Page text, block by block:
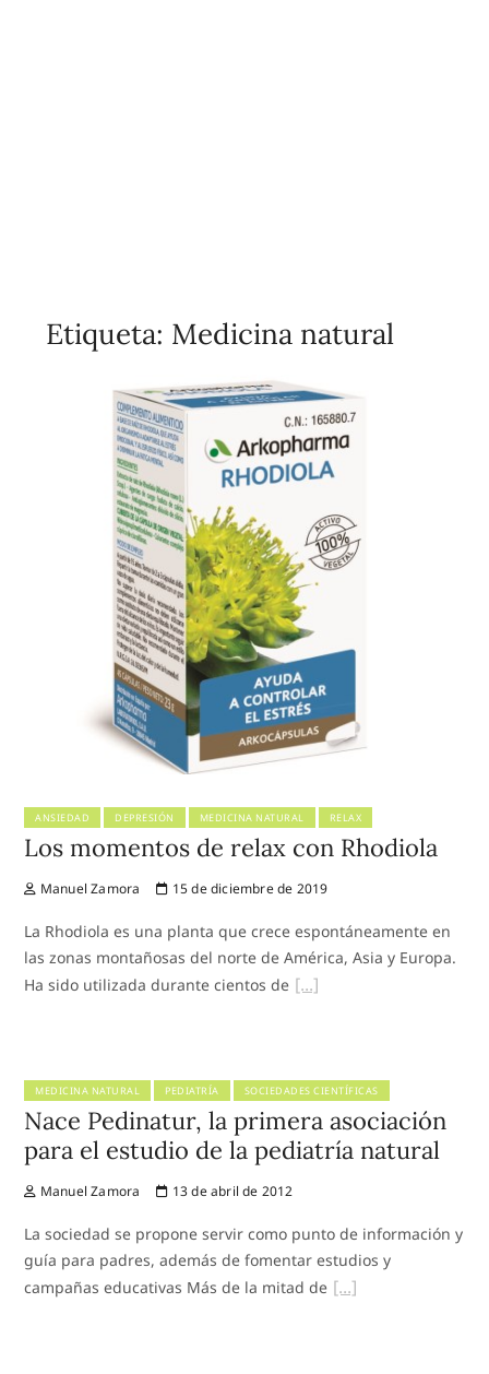
Etiqueta: Medicina natural
ANSIEDAD DEPRESIÓN MEDICINA NATURAL RELAX
Los momentos de relax con Rhodiola
Manuel Zamora 15 de diciembre de 2019
La Rhodiola es una planta que crece espontáneamente en
las zonas montañosas del norte de América, Asia y Europa.
Ha sido utilizada durante cientos de
MEDICINA NATURAL PEDIATRÍA SOCIEDADES CIENTÍFICAS
Nace Pedinatur, la primera asociación
para el estudio de la pediatría natural
Manuel Zamora 13 de abril de 2012
La sociedad se propone servir como punto de información y
guía para padres, además de fomentar estudios y
campañas educativas Más de la mitad de